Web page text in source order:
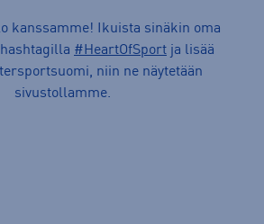
kanssamme! Ikuista sinäkin oma
#HeartOfSport ja lisää
niin ne näytetään
sivustollamme.